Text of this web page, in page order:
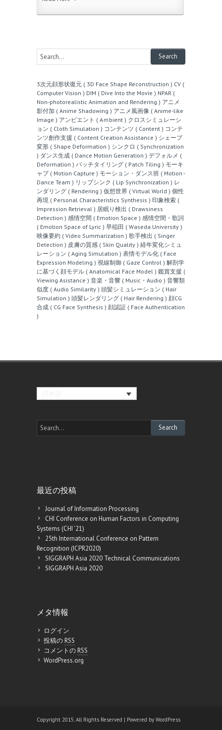
3次元顔形状復元 ( 3D Face Shape Reconstruction ) CV (
Computer Vision ) DIM ( Dive Into the Movie ) NPAR (
Non-photorealistic Animation and Rendering ) アニメ
影付加 ( Anime Shadowing ) アニメ風画像 ( Anime-like
Image ) アンビエント ( Aｍbient ) クロスシミュレーシ
ョン ( Cloth Simulation ) コンテンツ ( Content ) コンテ
ンツ創作支援 ( Content Creation Assistance ) シェープ
変形 ( Shape Deformation ) シンクロ ( Synchronization
) ダンス生成 ( Dance Motion Generation ) デフォルメ (
Deformation ) パッチタイリング ( Patch Tiling ) モーキ
ャプ ( Motion Capture ) モーション・ダンス班 ( Motion -
Dance Team ) リップシンク ( Lip Synchronization ) レ
ンダリング ( Rendering ) 仮想世界 ( Virtual World ) 個性
再現 ( Personal Characteristics Synthesis ) 印象検索 (
Impression Retrieval ) 居眠り検出 ( Drawsiness
Detection ) 感情空間 ( Emotion Space ) 感情空間・歌詞
( Emotion Space of Lyric ) 早稲田 ( Waseda University )
映像要約 ( Video Summarization ) 歌手検出 ( Singer
Detection ) 皮膚の質感 ( Skin Quality ) 経年変化シミュ
レーション ( Aging Simulation ) 表情モデル化 ( Face
Expression Modeling ) 視線制御 ( Gaze Control ) 解剖学
に基づく顔モデル ( Anatomical Face Model ) 鑑賞支援 (
Viewing Asistance ) 音楽・音響 ( Music・Audio ) 音響類
似度 ( Audio Similarity ) 頭髪シミュレーション ( Hair
Simulation ) 頭髪レンダリング ( Hair Rendering ) 顔CG
合成 ( CG Face Synthesis ) 顔認証 ( Face Authentication
)
最近の投稿
Journal of Information Processing
CHI Conference on Human Factors in Computing
Systems (CHI ’21)
25th International Conference on Pattern
Recognition (ICPR2020)
SIGGRAPH Asia 2020 Technical Communications
SIGGRAPH Asia 2020
メタ情報
ログイン
投稿のRSS
コメントのRSS
WordPress.org
Copyright 2015. All Rights Reserved | Powered by WordPress